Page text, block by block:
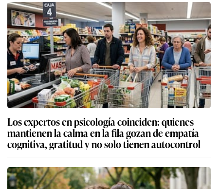
Los expertos en psicología coinciden: quienes
mantienen la calma en la fila gozan de empatía
cognitiva, gratitud y no solo tienen autocontrol